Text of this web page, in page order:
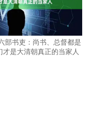
部书吏：尚书、总督都是
才是大清朝真正的当家人